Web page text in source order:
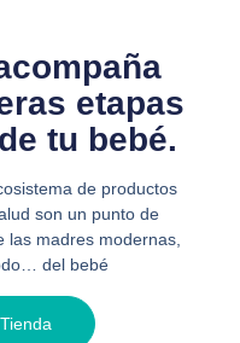
etapas
tu bebé.
de productos
son un punto de
las madres modernas,
del bebé